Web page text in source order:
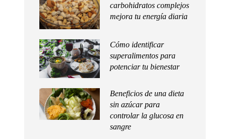
carbohidratos complejos
mejora tu energía diaria
Cómo identificar
superalimentos para
potenciar tu bienestar
Beneficios de una dieta
sin azúcar para
controlar la glucosa en
sangre